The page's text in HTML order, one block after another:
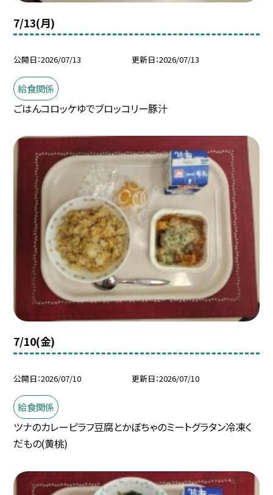
7/13(月)
公開日 2026/07/13 更新日 2026/07/13
給食関係
ごはんコロッケゆでブロッコリー豚汁
7/10(金)
公開日 2026/07/10 更新日 2026/07/10
給食関係
ツナのカレーピラフ豆腐とかぼちゃのミートグラタン冷凍く
だもの(黄桃)